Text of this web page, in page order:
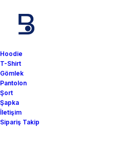
Hoodie
T-Shirt
Gömlek
Pantolon
Şort
Şapka
İletişim
Sipariş Takip